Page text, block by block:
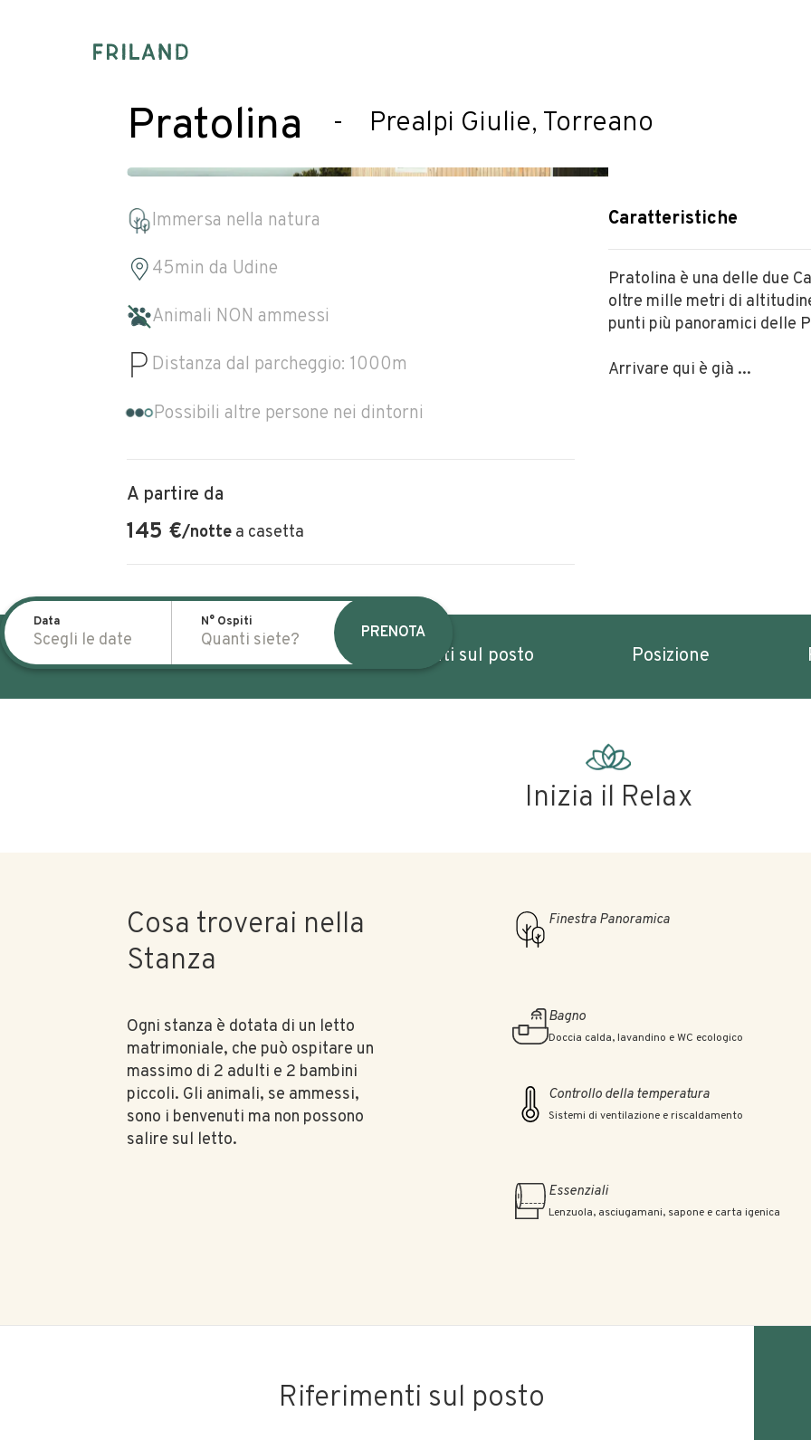
Pratolina - Prealpi Giulie, Torreano
Immersa nella natura
45min da Udine
Animali NON ammessi
Distanza dal parcheggio: 1000m
Possibili altre persone nei dintorni
A partire da
145 €/notte a casetta
Caratteristiche
Pratolina è una delle due
oltre mille metri di
punti più panoramici delle
Arrivare qui è già ...
Data
Scegli le date
N° Ospiti
Quanti siete? PRENOTA
Riferimenti sul posto Posizione
Inizia il Relax
Cosa troverai nella
Stanza
Ogni stanza è dotata di un letto
matrimoniale, che può ospitare un
massimo di 2 adulti e 2 bambini
piccoli. Gli animali, se ammessi,
sono i benvenuti ma non possono
salire sul letto.
Finestra Panoramica
Bagno
Doccia calda, lavandino e WC ecologico
Controllo della temperatura
Sistemi di ventilazione e riscaldamento
Essenziali
Lenzuola, asciugamani, sapone e carta igenica
Riferimenti sul posto